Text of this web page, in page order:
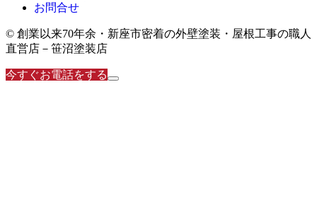
お問合せ
© 創業以来70年余・新座市密着の外壁塗装・屋根工事の職人
直営店－笹沼塗装店
今すぐお電話をする